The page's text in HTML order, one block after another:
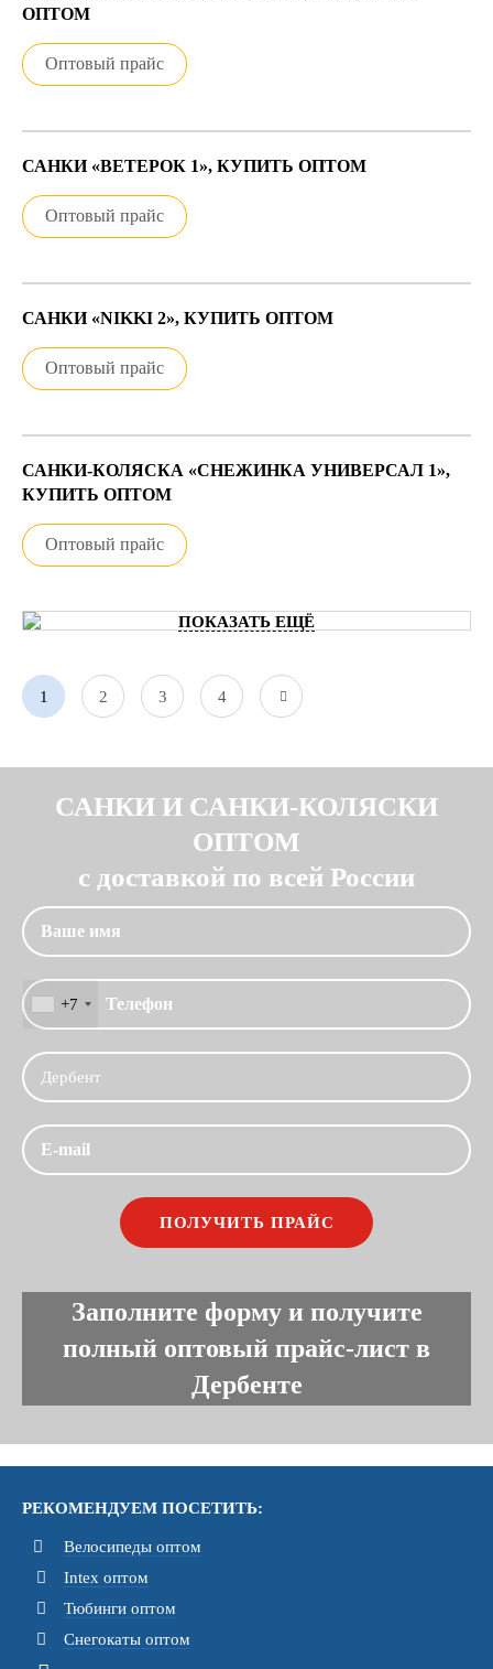
ОПТОМ
Оптовый прайс
САНКИ «ВЕТЕРОК 1», КУПИТЬ ОПТОМ
Оптовый прайс
САНКИ «NIKKI 2», КУПИТЬ ОПТОМ
Оптовый прайс
САНКИ-КОЛЯСКА «СНЕЖИНКА УНИВЕРСАЛ 1»,
КУПИТЬ ОПТОМ
Оптовый прайс
ПОКАЗАТЬ ЕЩЁ
1 2 3 4
САНКИ И САНКИ-КОЛЯСКИ
ОПТОМ
с доставкой по всей России
+7
Заполните форму и получите
полный оптовый прайс-лист в
Дербенте
РЕКОМЕНДУЕМ ПОСЕТИТЬ:
Велосипеды оптом
Intex оптом
Тюбинги оптом
Снегокаты оптом